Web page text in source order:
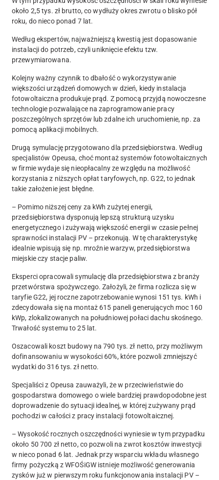
około 2,5 tys. zł brutto, co wydłuży okres zwrotu o blisko pół
roku, do nieco ponad 7 lat.
Według ekspertów, najważniejszą kwestią jest dopasowanie
instalacji do potrzeb, czyli uniknięcie efektu tzw.
przewymiarowana.
Kolejny ważny czynnik to dbałość o wykorzystywanie
większości urządzeń domowych w dzień, kiedy instalacja
fotowoltaiczna produkuje prąd. Z pomocą przyjdą nowoczesne
technologie pozwalające na zaprogramowanie pracy
poszczególnych sprzętów lub zdalne ich uruchomienie, np. za
pomocą aplikacji mobilnych.
Drugą symulację przygotowano dla przedsiębiorstwa. Według
specjalistów Opeusa, choć montaż systemów fotowoltaicznych
w firmie wydaje się nieopłacalny ze względu na możliwość
korzystania z niższych opłat taryfowych, np. G22, to jednak
takie założenie jest błędne.
– Pomimo niższej ceny za kWh zużytej energii,
przedsiębiorstwa dysponują lepszą strukturą uzysku
energetycznego i zużywają większość energii w czasie pełnej
sprawności instalacji PV – przekonują. W tę charakterystykę
idealnie wpisują się np. mroźnie warzyw, przedsiębiorstwa
miejskie czy stacje paliw.
Eksperci opracowali symulację dla przedsiębiorstwa z branży
przetwórstwa spożywczego. Założyli, że firma rozlicza się w
taryfie G22, jej roczne zapotrzebowanie wynosi 151 tys. kWh i
zdecydowała się na montaż 615 paneli generujących moc 160
kWp, zlokalizowanych na południowej połaci dachu skośnego.
Trwałość systemu to 25 lat.
Oszacowali koszt budowy na 790 tys. zł netto, przy możliwym
dofinansowaniu w wysokości 60%, które pozwoli zmniejszyć
wydatki do 316 tys. zł netto.
Specjaliści z Opeusa zauważyli, że w przeciwieństwie do
gospodarstwa domowego o wiele bardziej prawdopodobne jest
doprowadzenie do sytuacji idealnej, w której zużywany prąd
pochodzi w całości z pracy instalacji fotowoltaicznej.
– Wysokość rocznych oszczędności wyniesie w tym przypadku
około 50 700 zł netto, co pozwoli na zwrot kosztów inwestycji
w nieco ponad 6 lat. Jednak przy wsparciu wkładu własnego
firmy pożyczką z WFOŚiGW istnieje możliwość generowania
zysków już w pierwszym roku funkcjonowania instalacji PV –